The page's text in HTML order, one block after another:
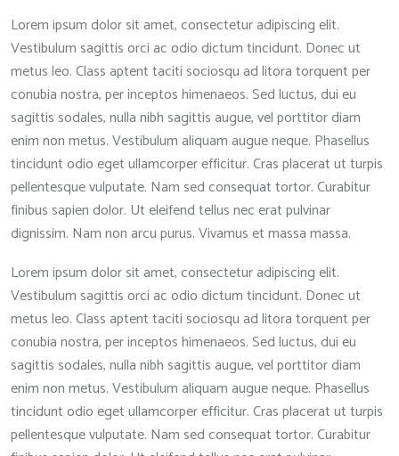
Lorem ipsum dolor sit amet, consectetur adipiscing elit.
Vestibulum sagittis orci ac odio dictum tincidunt. Donec ut
metus leo. Class aptent taciti sociosqu ad litora torquent per
conubia nostra, per inceptos himenaeos. Sed luctus, dui eu
sagittis sodales, nulla nibh sagittis augue, vel porttitor diam
enim non metus. Vestibulum aliquam augue neque. Phasellus
tincidunt odio eget ullamcorper efficitur. Cras placerat ut turpis
pellentesque vulputate. Nam sed consequat tortor. Curabitur
finibus sapien dolor. Ut eleifend tellus nec erat pulvinar
dignissim. Nam non arcu purus. Vivamus et massa massa.
Lorem ipsum dolor sit amet, consectetur adipiscing elit.
Vestibulum sagittis orci ac odio dictum tincidunt. Donec ut
metus leo. Class aptent taciti sociosqu ad litora torquent per
conubia nostra, per inceptos himenaeos. Sed luctus, dui eu
sagittis sodales, nulla nibh sagittis augue, vel porttitor diam
enim non metus. Vestibulum aliquam augue neque. Phasellus
tincidunt odio eget ullamcorper efficitur. Cras placerat ut turpis
pellentesque vulputate. Nam sed consequat tortor. Curabitur